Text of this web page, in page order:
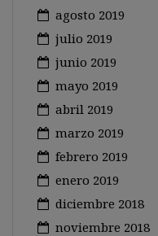
agosto 2019
julio 2019
junio 2019
mayo 2019
abril 2019
marzo 2019
febrero 2019
enero 2019
diciembre 2018
noviembre 2018